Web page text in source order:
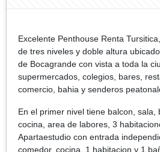
Excelente Penthouse Renta
de tres niveles y doble altura
de Bocagrande con vista a toda la
supermercados, colegios, bares,
comercio, bahia y senderos
En el primer nivel tiene balcon, sala,
cocina, area de labores, 3
Apartaestudio con entrada
comedor, cocina, 1 habitacion y 1